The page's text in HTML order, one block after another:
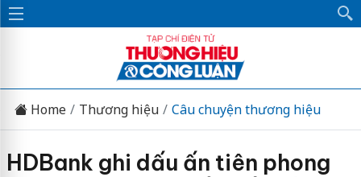
Home Thương hiệu Câu chuyện thương hiệu
HDBank ghi dấu ấn tiên phong